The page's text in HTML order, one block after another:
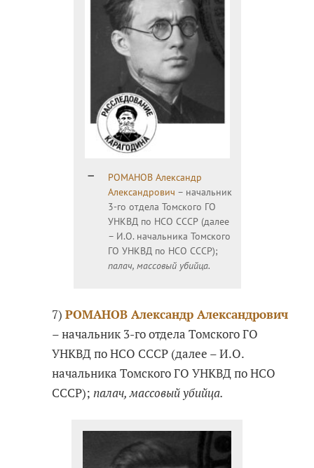
РОМАНОВ Александр
Александрович – начальник
3-го отдела Томского ГО
УНКВД по НСО СССР (далее
– И.О. начальника Томского
ГО УНКВД по НСО СССР);
палач, массовый убийца.
7)РОМАНОВ Александр Александрович
– начальник 3-го отдела Томского ГО
УНКВД по НСО СССР (далее – И.О.
начальника Томского ГО УНКВД по НСО
СССР);палач, массовый убийца.